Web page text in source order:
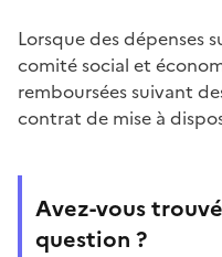
Lorsque des dépenses
comité social et
remboursées suivant
contrat de mise à
Avez-vous
question ?